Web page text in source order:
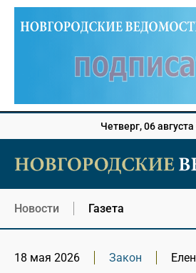
Четверг, 06
Новости Газета
18 мая 2026 Закон